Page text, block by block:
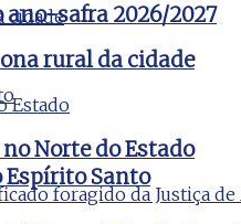
ano-safra 2026/2027
Espírito Santo
rural da cidade
Norte do Estado